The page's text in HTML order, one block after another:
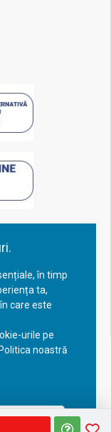
în timp
ta,
care este
urile pe
noastră